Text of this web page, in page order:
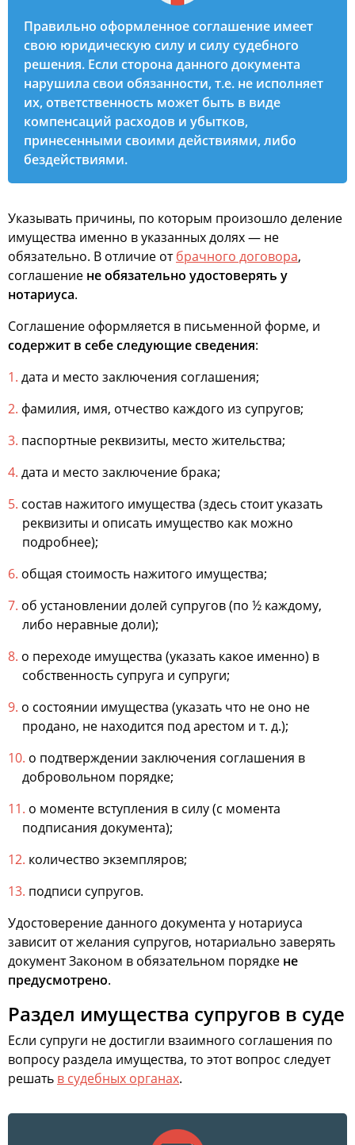
Правильно оформленное соглашение имеет
свою юридическую силу и силу судебного
решения. Если сторона данного документа
нарушила свои обязанности, т.е. не исполняет
их, ответственность может быть в виде
компенсаций расходов и убытков,
принесенными своими действиями, либо
бездействиями.
Указывать причины, по которым произошло деление
имущества именно в указанных долях — не
обязательно. В отличие отбрачного договора,
соглашение не обязательно удостоверять у
нотариуса.
Соглашение оформляется в письменной форме, и
содержит в себе следующие сведения:
дата и место заключения соглашения;
фамилия, имя, отчество каждого из супругов;
паспортные реквизиты, место жительства;
дата и место заключение брака;
состав нажитого имущества (здесь стоит указать
реквизиты и описать имущество как можно
подробнее);
общая стоимость нажитого имущества;
об установлении долей супругов (по ½ каждому,
либо неравные доли);
о переходе имущества (указать какое именно) в
собственность супруга и супруги;
о состоянии имущества (указать что не оно не
продано, не находится под арестом и т. д.);
о подтверждении заключения соглашения в
добровольном порядке;
о моменте вступления в силу (с момента
подписания документа);
количество экземпляров;
подписи супругов.
Удостоверение данного документа у нотариуса
зависит от желания супругов, нотариально заверять
документ Законом в обязательном порядке не
предусмотрено.
Раздел имущества супругов в суде
Если супруги не достигли взаимного соглашения по
вопросу раздела имущества, то этот вопрос следует
решать в судебных органах.